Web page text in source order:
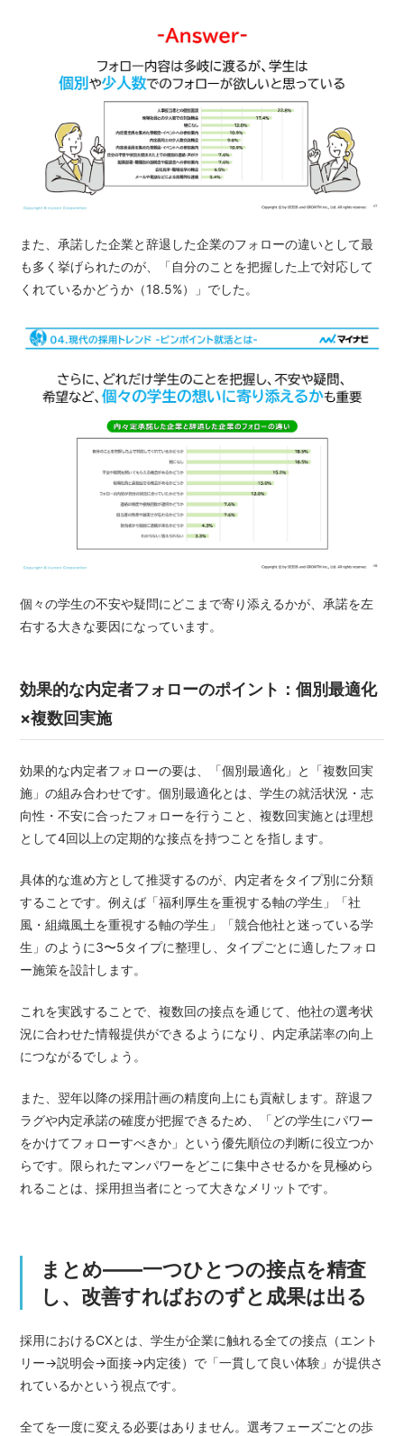
また、承諾した企業と辞退した企業のフォローの違いとして最
も多く挙げられたのが、「自分のことを把握した上で対応して
くれているかどうか（18.5%）」でした。
個々の学生の不安や疑問にどこまで寄り添えるかが、承諾を左
右する大きな要因になっています。
効果的な内定者フォローのポイント：個別最適化
×複数回実施
効果的な内定者フォローの要は、「個別最適化」と「複数回実
施」の組み合わせです。個別最適化とは、学生の就活状況・志
向性・不安に合ったフォローを行うこと、複数回実施とは理想
として4回以上の定期的な接点を持つことを指します。
具体的な進め方として推奨するのが、内定者をタイプ別に分類
することです。例えば「福利厚生を重視する軸の学生」「社
風・組織風土を重視する軸の学生」「競合他社と迷っている学
生」のように3〜5タイプに整理し、タイプごとに適したフォロ
ー施策を設計します。
これを実践することで、複数回の接点を通じて、他社の選考状
況に合わせた情報提供ができるようになり、内定承諾率の向上
につながるでしょう。
また、翌年以降の採用計画の精度向上にも貢献します。辞退フ
ラグや内定承諾の確度が把握できるため、「どの学生にパワー
をかけてフォローすべきか」という優先順位の判断に役立つか
らです。限られたマンパワーをどこに集中させるかを見極めら
れることは、採用担当者にとって大きなメリットです。
まとめ――一つひとつの接点を精査
し、改善すればおのずと成果は出る
採用におけるCXとは、学生が企業に触れる全ての接点（エント
リー→説明会→面接→内定後）で「一貫して良い体験」が提供さ
れているかという視点です。
全てを一度に変える必要はありません。選考フェーズごとの歩